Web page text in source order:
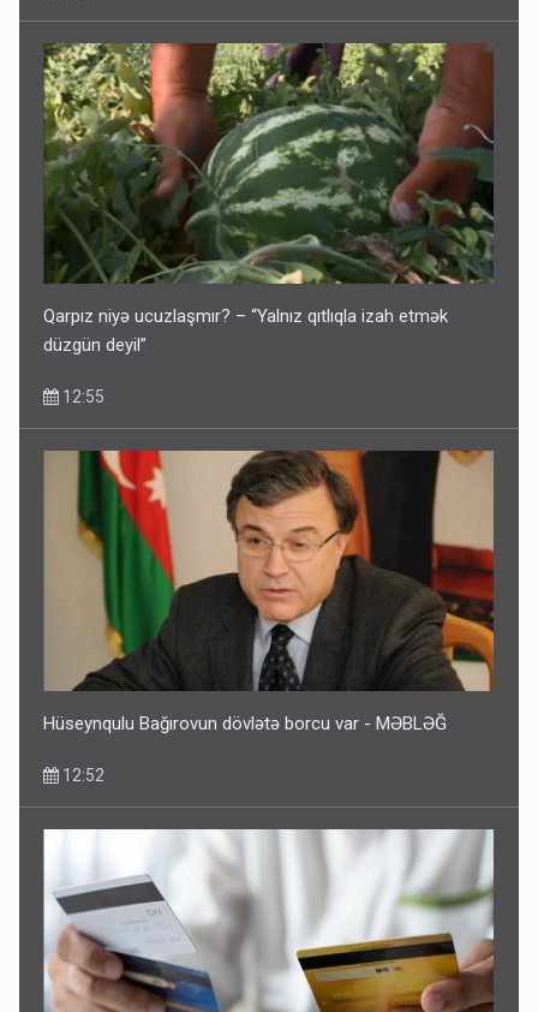
Qarpız niyə ucuzlaşmır? – “Yalnız qıtlıqla izah etmək
düzgün deyil”
12:55
Hüseynqulu Bağırovun dövlətə borcu var - MƏBLƏĞ
12:52